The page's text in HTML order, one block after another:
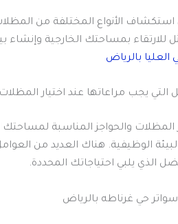
الأنواع المختلفة من
للارتقاء بمساحتك الخارجية وإنشاء
العليا بالرياض
المظلات والحواجز المناسبة لمساحتك
الوظيفية. هناك العديد من
الذي يلبي احتياجاتك المحددة.
حي غرناطه بالرياض